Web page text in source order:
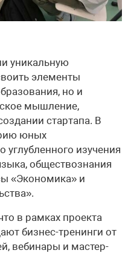
уникальную
элементы
но и
мышление,
стартапа. В
юных
изучения
обществознания
«Экономика» и
в рамках проекта
бизнес-тренинги от
вебинары и мастер-